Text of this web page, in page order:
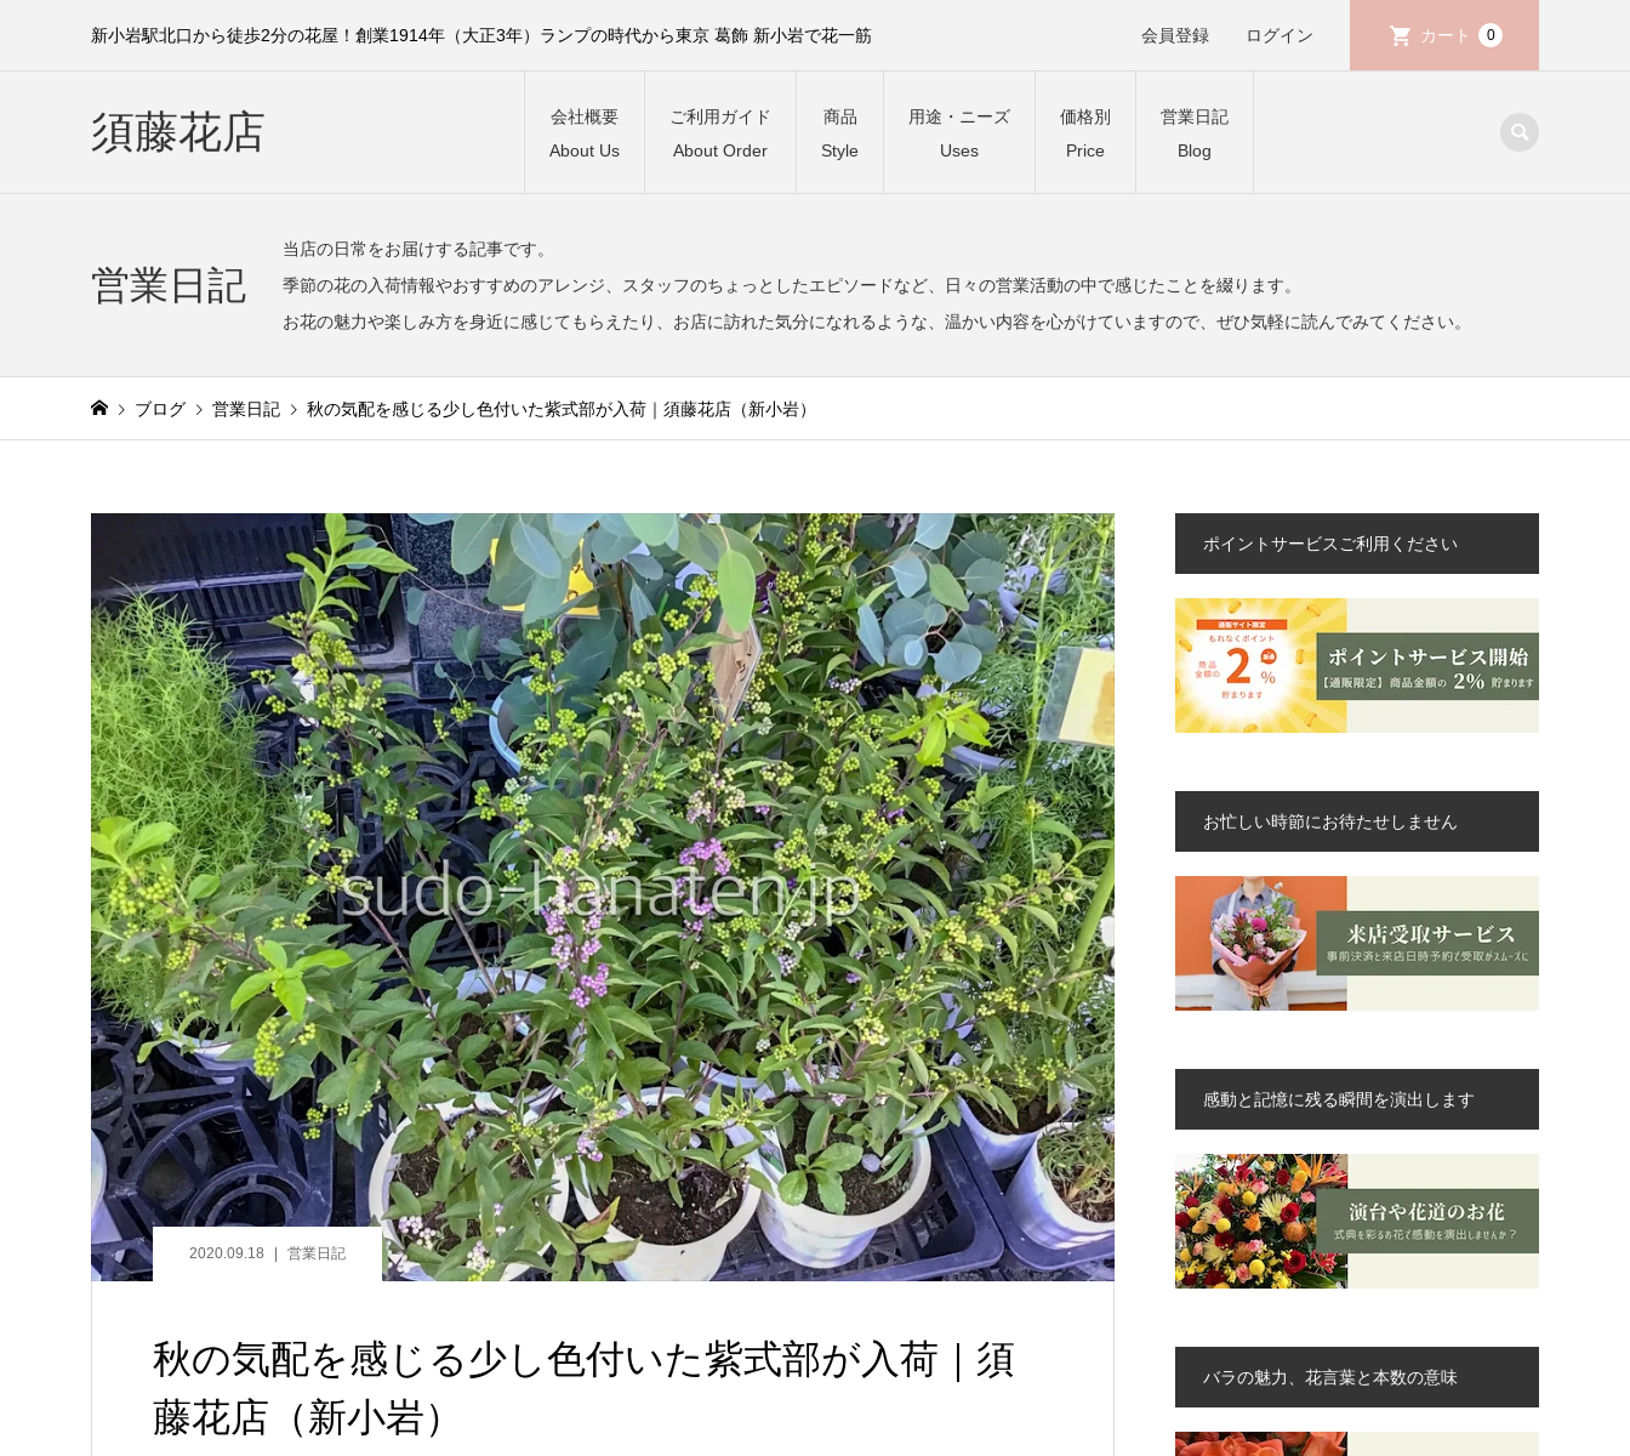
新小岩駅北口から徒歩2分の花屋！創業1914年（大正3年）ランプの時代から東京 葛飾 新小岩で花一筋 会員登録 ログイン カート 0
須藤花店
会社概要
About Us
ご利用ガイド
About Order
商品
Style
用途・ニーズ
Uses
価格別
Price
営業日記
Blog
営業日記
当店の日常をお届けする記事です。
季節の花の入荷情報やおすすめのアレンジ、スタッフのちょっとしたエピソードなど、日々の営業活動の中で感じたことを綴ります。
お花の魅力や楽しみ方を身近に感じてもらえたり、お店に訪れた気分になれるような、温かい内容を心がけていますので、ぜひ気軽に読んでみてください。
ブログ 営業日記 秋の気配を感じる少し色付いた紫式部が入荷｜須藤花店（新小岩）
2020.09.18 営業日記
秋の気配を感じる少し色付いた紫式部が入荷｜須
藤花店（新小岩）
ポイントサービスご利用ください
お忙しい時節にお待たせしません
感動と記憶に残る瞬間を演出します
バラの魅力、花言葉と本数の意味